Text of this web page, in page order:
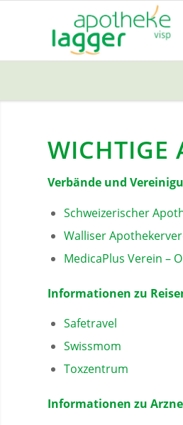
WICHTIGE
Verbände und
Schweizerischer
Walliser
MedicaPlus Verein –
Informationen zu
Safetravel
Swissmom
Toxzentrum
Informationen zu